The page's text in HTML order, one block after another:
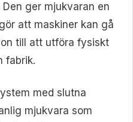
ger mjukvaran en
att maskiner kan gå
till att utföra fysiskt
fabrik.
med slutna
mjukvara som